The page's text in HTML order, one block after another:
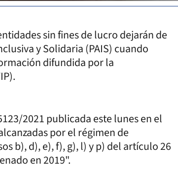
sin fines de lucro dejarán de
y Solidaria (PAIS) cuando
difundida por la
2021 publicada este lunes en el
por el régimen de
b), d), e), f), g), l) y p) del artículo 26
en 2019".